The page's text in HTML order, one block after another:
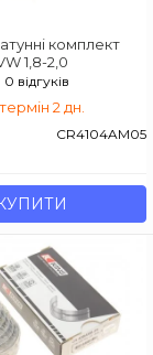
комплект
1,8-2,0
0 відгуків
термін 2 дн.
CR4104AM05